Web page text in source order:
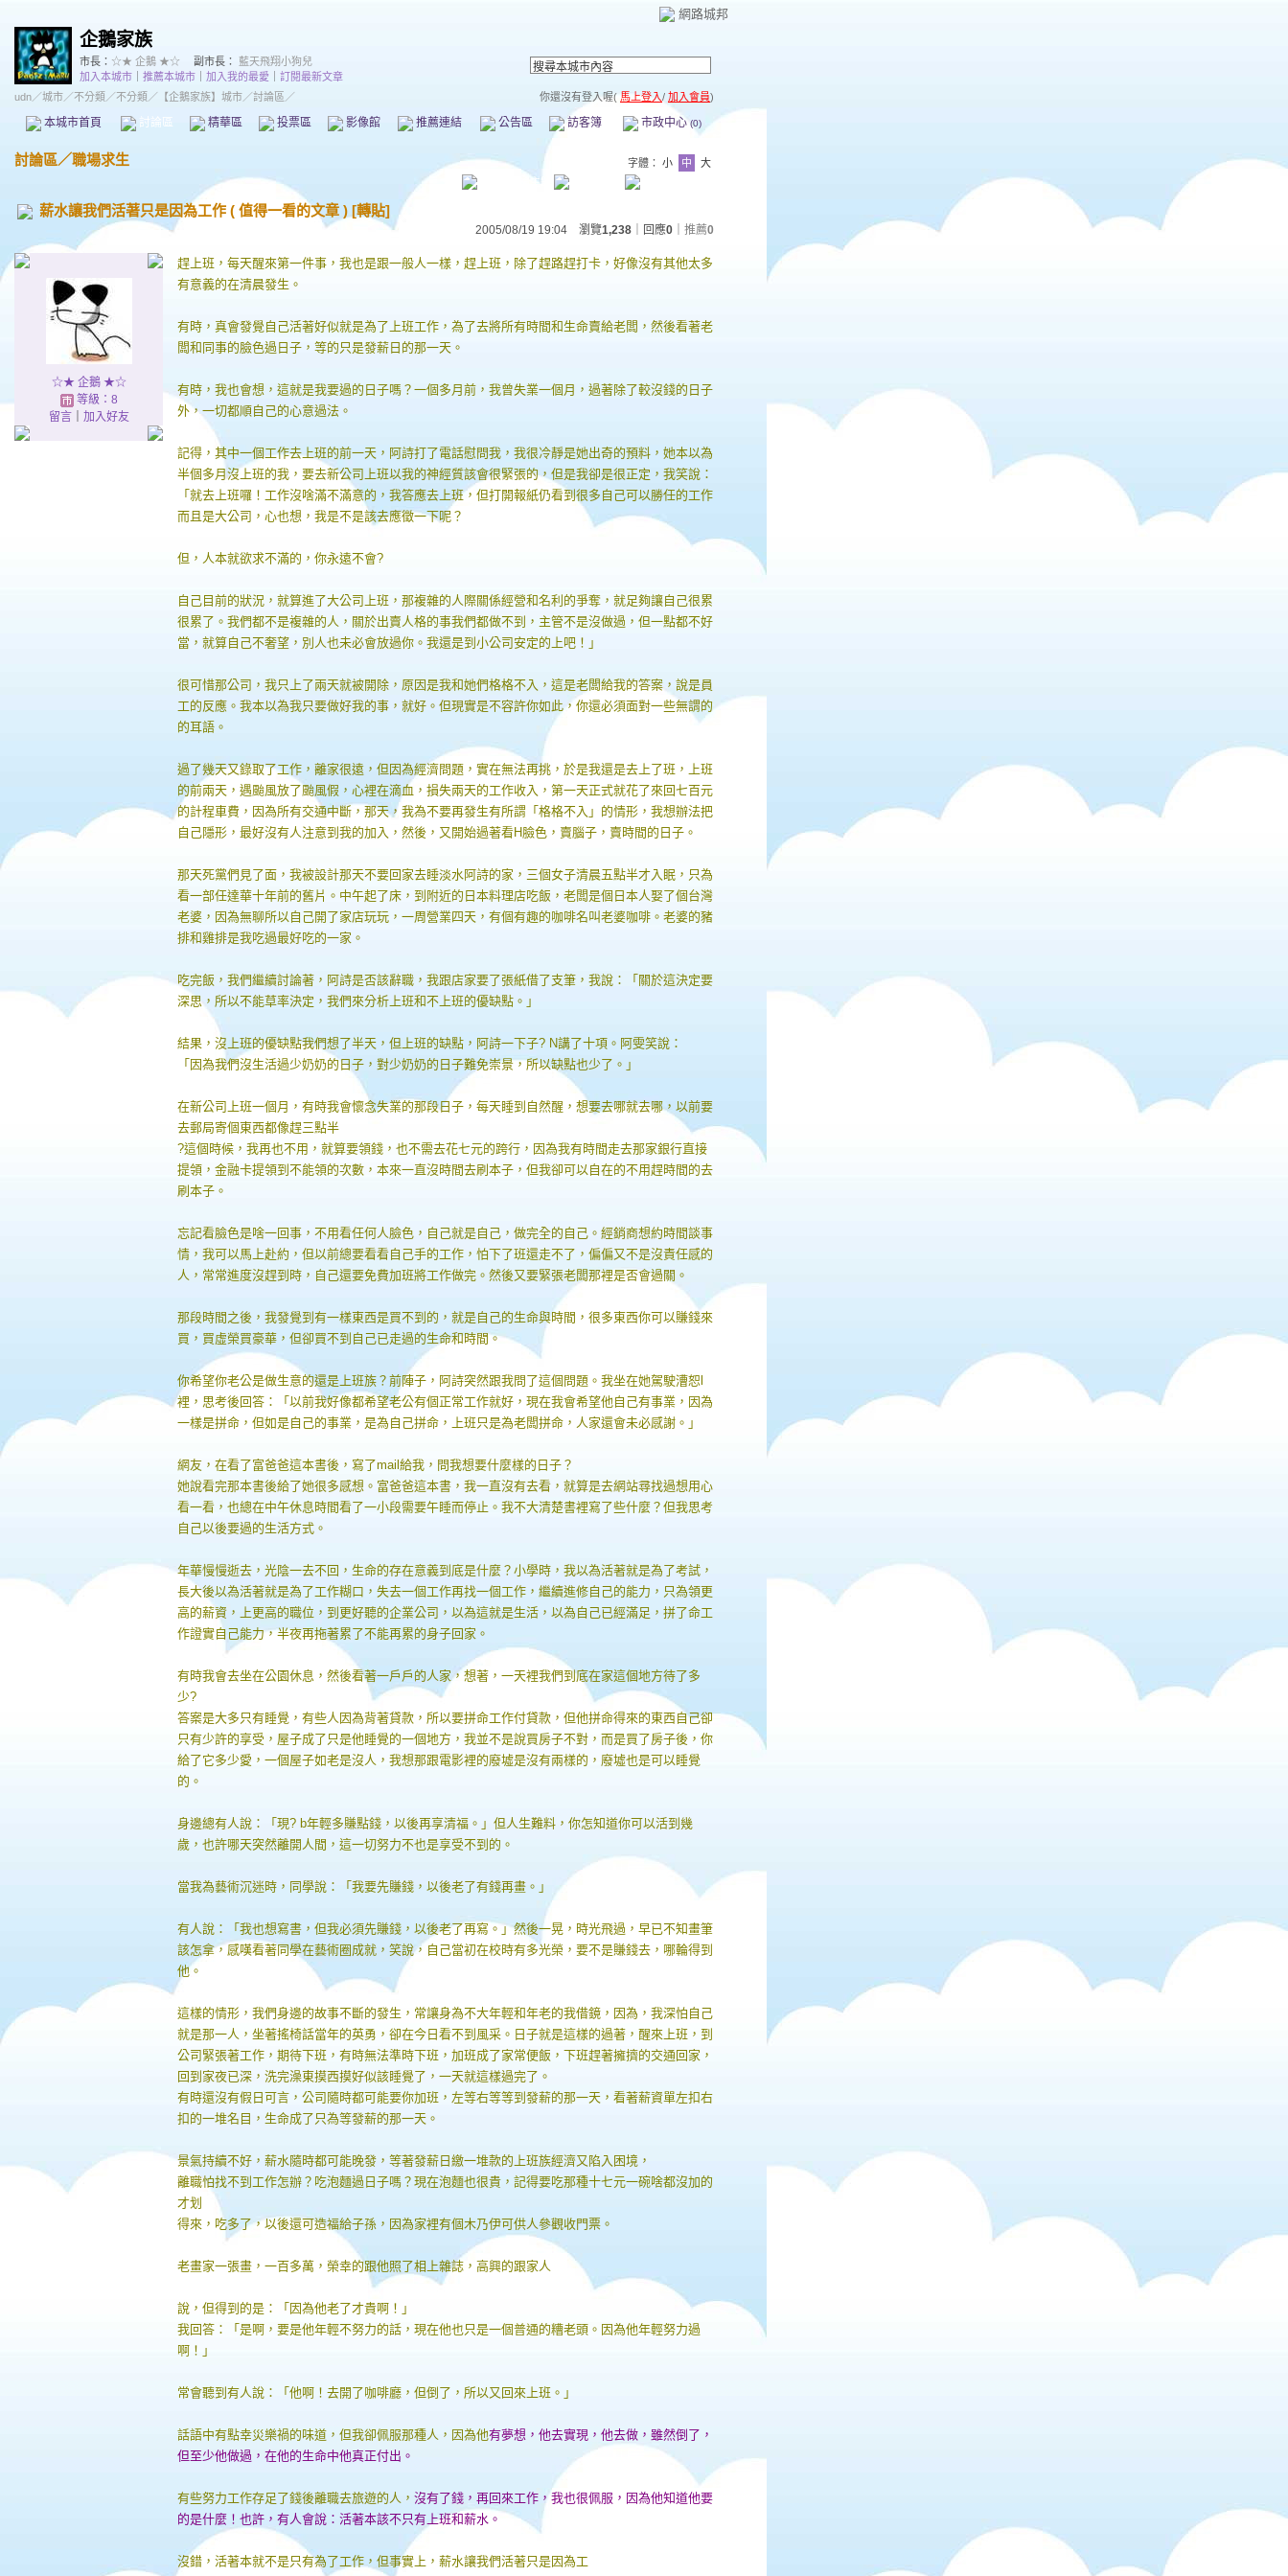
網路城邦
企鵝家族
市長： ☆★ 企鵝 ★☆ 副市長： 藍天飛翔小狗兒
加入本城市
推薦本城市 加入我的最愛
訂閱最新文章
udn／城市／不分類 ／不分類 ／ 【企鵝家族】城市／討論區／ 你還沒有登入喔( 馬上登入/ 加入會員)
本城市首頁 討論區 精華區 投票區 影像館 推薦連結 公告區 訪客簿 市政中心(0)
討論區／職場求生 字體： 小 中 大
薪水讓我們活著只是因為工作 ( 值得一看的文章 ) [轉貼]
2005/08/19 19:04 瀏覽1,238 ｜回應0 推薦0
☆★ 企鵝 ★☆
等級：8
留言｜ 加入好友
趕上班，每天醒來第一件事，我也是跟一般人一樣，趕上班，除了趕路趕打卡，好像沒有其他太多
有意義的在清晨發生。
有時，真會發覺自己活著好似就是為了上班工作，為了去將所有時間和生命賣給老闆，然後看著老
闆和同事的臉色過日子，等的只是發薪日的那一天。
有時，我也會想，這就是我要過的日子嗎？一個多月前，我曾失業一個月，過著除了較沒錢的日子
外，一切都順自己的心意過法。
記得，其中一個工作去上班的前一天，阿詩打了電話慰問我，我很冷靜是她出奇的預料，她本以為
半個多月沒上班的我，要去新公司上班以我的神經質該會很緊張的，但是我卻是很正定，我笑說：
「就去上班囉！工作沒啥滿不滿意的，我答應去上班，但打開報紙仍看到很多自己可以勝任的工作
而且是大公司，心也想，我是不是該去應徵一下呢？
但，人本就欲求不滿的，你永遠不會?
自己目前的狀況，就算進了大公司上班，那複雜的人際關係經營和名利的爭奪，就足夠讓自己很累
很累了。我們都不是複雜的人，關於出賣人格的事我們都做不到，主管不是沒做過，但一點都不好
當，就算自己不奢望，別人也未必會放過你。我還是到小公司安定的上吧！」
很可惜那公司，我只上了兩天就被開除，原因是我和她們格格不入，這是老闆給我的答案，說是員
工的反應。我本以為我只要做好我的事，就好。但現實是不容許你如此，你還必須面對一些無謂的
的耳語。
過了幾天又錄取了工作，離家很遠，但因為經濟問題，實在無法再挑，於是我還是去上了班，上班
的前兩天，遇颱風放了颱風假，心裡在滴血，損失兩天的工作收入，第一天正式就花了來回七百元
的計程車費，因為所有交通中斷，那天，我為不要再發生有所謂「格格不入」的情形，我想辦法把
自己隱形，最好沒有人注意到我的加入，然後，又開始過著看H臉色，賣腦子，賣時間的日子。
那天死黨們見了面，我被設計那天不要回家去睡淡水阿詩的家，三個女子清晨五點半才入眠，只為
看一部任達華十年前的舊片。中午起了床，到附近的日本料理店吃飯，老闆是個日本人娶了個台灣
老婆，因為無聊所以自己開了家店玩玩，一周營業四天，有個有趣的咖啡名叫老婆咖啡。老婆的豬
排和雞排是我吃過最好吃的一家。
吃完飯，我們繼續討論著，阿詩是否該辭職，我跟店家要了張紙借了支筆，我說：「關於這決定要
深思，所以不能草率決定，我們來分析上班和不上班的優缺點。」
結果，沒上班的優缺點我們想了半天，但上班的缺點，阿詩一下子? N講了十項。阿雯笑說：
「因為我們沒生活過少奶奶的日子，對少奶奶的日子難免崇景，所以缺點也少了。」
在新公司上班一個月，有時我會懷念失業的那段日子，每天睡到自然醒，想要去哪就去哪，以前要
去郵局寄個東西都像趕三點半
?這個時候，我再也不用，就算要領錢，也不需去花七元的跨行，因為我有時間走去那家銀行直接
提領，金融卡提領到不能領的次數，本來一直沒時間去刷本子，但我卻可以自在的不用趕時間的去
刷本子。
忘記看臉色是啥一回事，不用看任何人臉色，自己就是自己，做完全的自己。經銷商想約時間談事
情，我可以馬上赴約，但以前總要看看自己手的工作，怕下了班還走不了，偏偏又不是沒責任感的
人，常常進度沒趕到時，自己還要免費加班將工作做完。然後又要緊張老闆那裡是否會過關。
那段時間之後，我發覺到有一樣東西是買不到的，就是自己的生命與時間，很多東西你可以賺錢來
買，買虛榮買豪華，但卻買不到自己已走過的生命和時間。
你希望你老公是做生意的還是上班族？前陣子，阿詩突然跟我問了這個問題。我坐在她駕駛漕恕l
裡，思考後回答：「以前我好像都希望老公有個正常工作就好，現在我會希望他自己有事業，因為
一樣是拼命，但如是自己的事業，是為自己拼命，上班只是為老闆拼命，人家還會未必感謝。」
網友，在看了富爸爸這本書後，寫了mail給我，問我想要什麼樣的日子？
她說看完那本書後給了她很多感想。富爸爸這本書，我一直沒有去看，就算是去網站尋找過想用心
看一看，也總在中午休息時間看了一小段需要午睡而停止。我不大清楚書裡寫了些什麼？但我思考
自己以後要過的生活方式。
年華慢慢逝去，光陰一去不回，生命的存在意義到底是什麼？小學時，我以為活著就是為了考試，
長大後以為活著就是為了工作糊口，失去一個工作再找一個工作，繼續進修自己的能力，只為領更
高的薪資，上更高的職位，到更好聽的企業公司，以為這就是生活，以為自己已經滿足，拼了命工
作證實自己能力，半夜再拖著累了不能再累的身子回家。
有時我會去坐在公園休息，然後看著一戶戶的人家，想著，一天裡我們到底在家這個地方待了多
少?
答案是大多只有睡覺，有些人因為背著貸款，所以要拼命工作付貸款，但他拼命得來的東西自己卻
只有少許的享受，屋子成了只是他睡覺的一個地方，我並不是說買房子不對，而是買了房子後，你
給了它多少愛，一個屋子如老是沒人，我想那跟電影裡的廢墟是沒有兩樣的，廢墟也是可以睡覺
的。
身邊總有人說：「現? b年輕多賺點錢，以後再享清福。」但人生難料，你怎知道你可以活到幾
歲，也許哪天突然離開人間，這一切努力不也是享受不到的。
當我為藝術沉迷時，同學說：「我要先賺錢，以後老了有錢再畫。」
有人說：「我也想寫書，但我必須先賺錢，以後老了再寫。」然後一晃，時光飛過，早已不知畫筆
該怎拿，感嘆看著同學在藝術圈成就，笑說，自己當初在校時有多光榮，要不是賺錢去，哪輪得到
他。
這樣的情形，我們身邊的故事不斷的發生，常讓身為不大年輕和年老的我借鏡，因為，我深怕自己
就是那一人，坐著搖椅話當年的英勇，卻在今日看不到風采。日子就是這樣的過著，醒來上班，到
公司緊張著工作，期待下班，有時無法準時下班，加班成了家常便飯，下班趕著擁擠的交通回家，
回到家夜已深，洗完澡東摸西摸好似該睡覺了，一天就這樣過完了。
有時還沒有假日可言，公司隨時都可能要你加班，左等右等等到發薪的那一天，看著薪資單左扣右
扣的一堆名目，生命成了只為等發薪的那一天。
景氣持續不好，薪水隨時都可能晚發，等著發薪日繳一堆款的上班族經濟又陷入困境，
離職怕找不到工作怎辦？吃泡麵過日子嗎？現在泡麵也很貴，記得要吃那種十七元一碗啥都沒加的
才划
得來，吃多了，以後還可造福給子孫，因為家裡有個木乃伊可供人參觀收門票。
老畫家一張畫，一百多萬，榮幸的跟他照了相上雜誌，高興的跟家人
說，但得到的是：「因為他老了才貴啊！」
我回答：「是啊，要是他年輕不努力的話，現在他也只是一個普通的糟老頭。因為他年輕努力過
啊！」
常會聽到有人說：「他啊！去開了咖啡廳，但倒了，所以又回來上班。」
話語中有點幸災樂禍的味道，但我卻佩服那種人，因為他有夢想，他去實現，他去做，雖然倒了，
但至少他做過，在他的生命中他真正付出。
有些努力工作存足了錢後離職去旅遊的人， 沒有了錢，再回來工作，我也很佩服，因為他知道他要
的是什麼！也許，有人會說：活著本該不只有上班和薪水。
沒錯，活著本就不是只有為了工作，但事實上，薪水讓我們活著只是因為工